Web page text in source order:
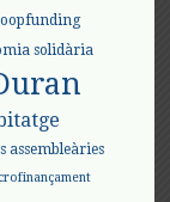
solidària
assembleàries